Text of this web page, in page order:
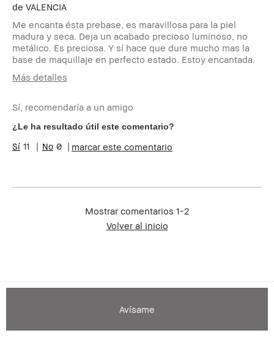
de VALENCIA
Me encanta ésta prebase, es maravillosa para la piel
madura y seca. Deja un acabado precioso luminoso, no
metálico. Es preciosa. Y sí hace que dure mucho mas la
base de maquillaje en perfecto estado. Estoy encantada.
Más detalles
Tipo de piel
Seca
Tono de piel
Claro - Medio
Preocupaciones de la piel
Sí, recomendaría a un amigo
¿Le ha resultado útil este comentario?
11 0 marcar este comentario
Mostrar comentarios 1-2
Volver al inicio
Avísame